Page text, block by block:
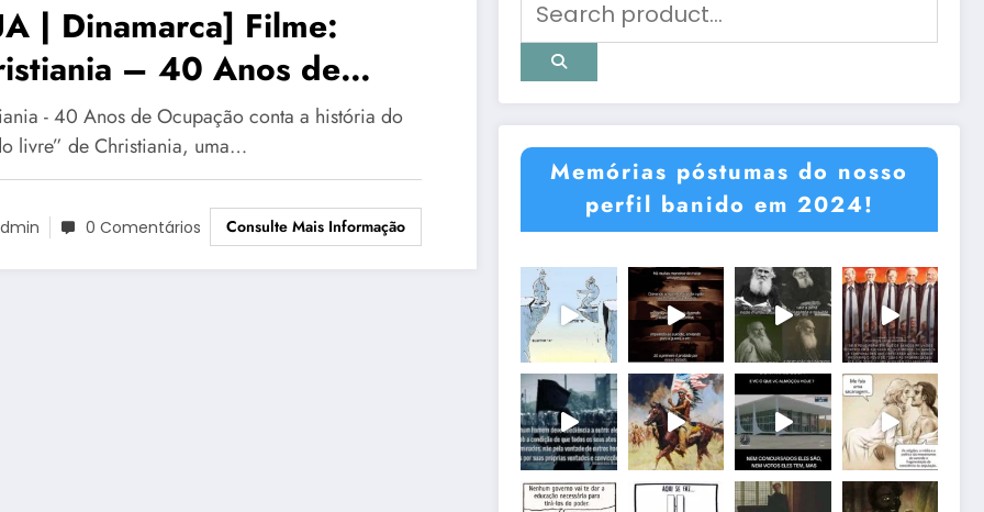
| Dinamarca] Filme:
– 40 Anos de
2014
- 40 Anos de Ocupação conta a história do
livre” de Christiania, uma…
0 Comentários Consulte Mais Informação
Memórias póstumas do nosso
perfil banido em 2024!